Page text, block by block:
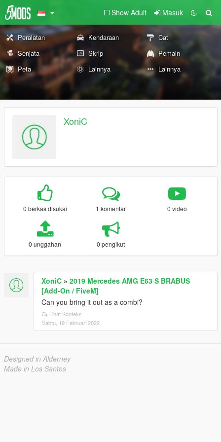
Show Adult Masuk
Peralatan Kendaraan
Cat
Senjata
Skrip
Pemain
Peta
Lainnya Lainnya
XoniC
0 berkas disukai 1 komentar 0 video
0 unggahan 0 pengikut
XoniC » 2019 Mercedes AMG E63 S BRABUS
[Add-On / FiveM]
Can you bring it out as a combi?
Lihat Konteks
Sabtu, 19 Februari 2022
Designed in Alderney
Made in Los Santos